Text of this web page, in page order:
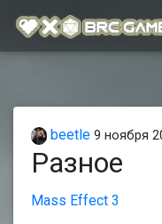
beetle 9 ноября
Разное
Mass Effect 3